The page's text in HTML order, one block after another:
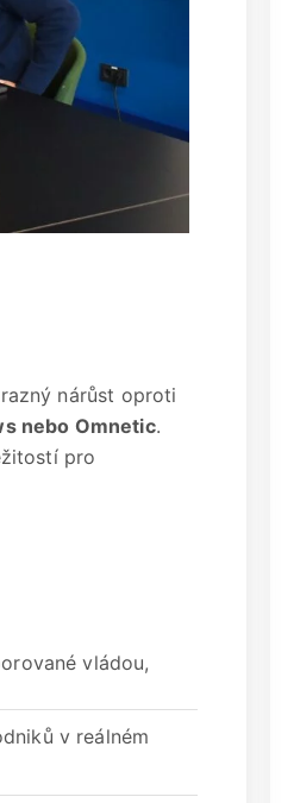
nárůst oproti
nebo Omnetic.
pro
vládou,
v reálném